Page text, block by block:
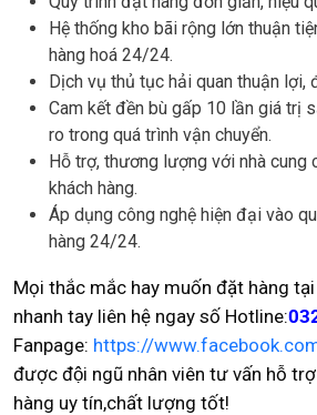
Hệ thống kho bãi rộng lớn thuận
hàng hoá 24/24.
Dịch vụ thủ tục hải quan thuận lợi,
Cam kết đền bù gấp 10 lần giá trị
ro trong quá trình vận chuyển.
Hỗ trợ, thương lượng với nhà cung
khách hàng.
Áp dụng công nghệ hiện đại vào
hàng 24/24.
Mọi thắc mắc hay muốn đặt hàng tại
nhanh tay liên hệ ngay số Hotline:
Fanpage: https://
được đội ngũ nhân viên tư vấn hỗ
hàng uy tín,chất lượng tốt!